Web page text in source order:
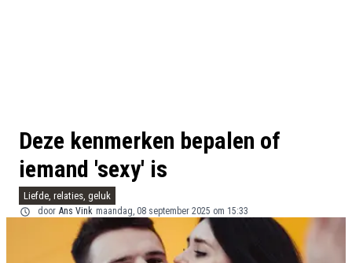
Deze kenmerken bepalen of
iemand 'sexy' is
Liefde, relaties, geluk
door Ans Vink maandag, 08 september 2025 om 15:33